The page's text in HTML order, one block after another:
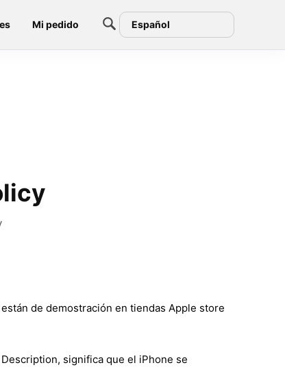
Mi pedido Español
de demostración en tiendas Apple store
significa que el iPhone se